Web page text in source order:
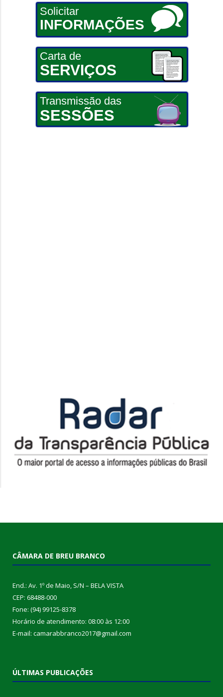
Solicitar
INFORMAÇÕES
Carta de
SERVIÇOS
Transmissão das
SESSÕES
CÂMARA DE BREU BRANCO
End.: Av. 1º de Maio, S/N – BELA VISTA
CEP: 68488-000
Fone: (94) 99125-8378
Horário de atendimento: 08:00 às 12:00
E-mail: camarabbranco2017@gmail.com
ÚLTIMAS PUBLICAÇÕES